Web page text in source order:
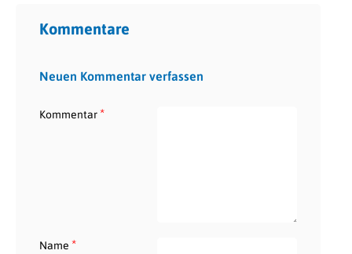
Kommentare
Neuen Kommentar verfassen
Kommentar*
Name *